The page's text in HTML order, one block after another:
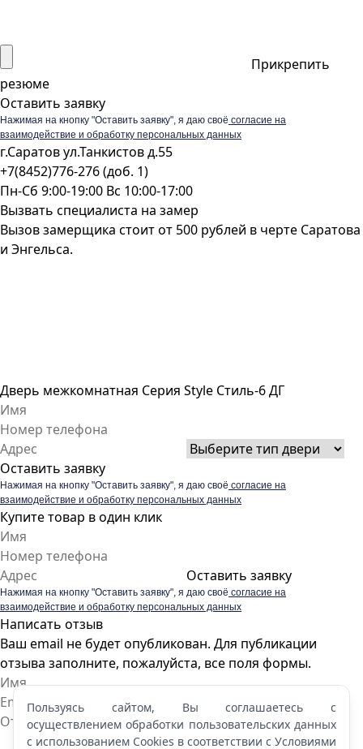
Прикрепить
резюме
Оставить заявку
Нажимая на кнопку "Оставить заявку", я даю своё согласие на
взаимодействие и обработку персональных данных
г.Саратов ул.Танкистов д.55
+7(8452)776-276 (доб. 1)
Пн-Сб 9:00-19:00 Вс 10:00-17:00
Вызвать специалиста на замер
Вызов замерщика стоит от 500 рублей в черте Саратова
и Энгельса.
Дверь межкомнатная Серия Style Стиль-6 ДГ
Оставить заявку
Нажимая на кнопку "Оставить заявку", я даю своё согласие на
взаимодействие и обработку персональных данных
Купите товар в один клик
Оставить заявку
Нажимая на кнопку "Оставить заявку", я даю своё согласие на
взаимодействие и обработку персональных данных
Написать отзыв
Ваш email не будет опубликован. Для публикации
отзыва заполните, пожалуйста, все поля формы.
Пользуясь сайтом, Вы соглашаетесь с
осуществлением обработки пользовательских данных
с использованием Cookies в соответствии с Условиями